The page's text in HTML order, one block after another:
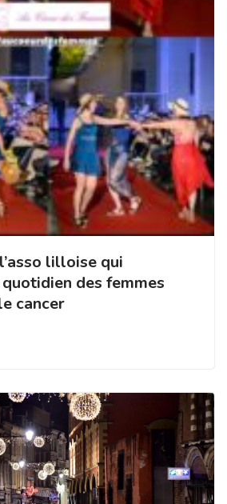
lilloise qui
des femmes
cancer